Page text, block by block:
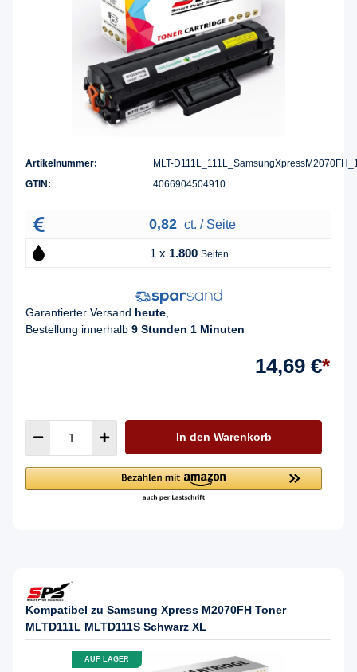
Artikelnummer:
MLT-
GTIN:
4066904504910
0,82 ct. / Seite
1 x 1.800 Seiten
Garantierter Versand heute
Bestellung innerhalb 9 Stunden 1 Minuten
14,69 €*
In den Warenkorb
Kompatibel zu Samsung Xpress M2070FH Toner
MLTD111L MLTD111S Schwarz XL
AUF LAGER